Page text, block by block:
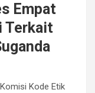
Empat
Terkait
Kode Etik